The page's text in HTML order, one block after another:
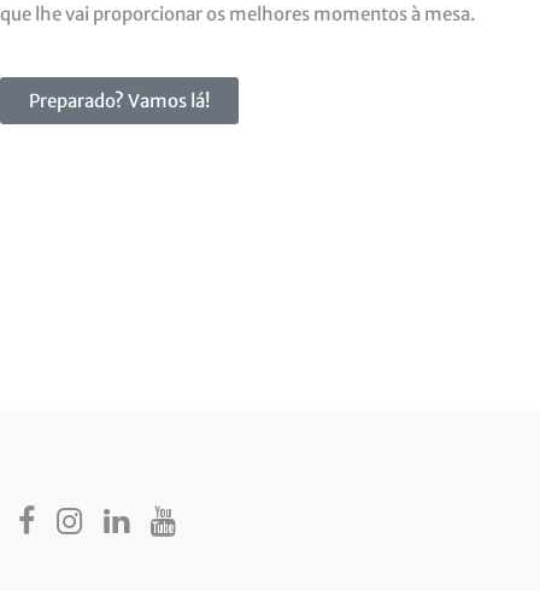
que lhe vai proporcionar os melhores momentos à mesa.
Preparado? Vamos lá!